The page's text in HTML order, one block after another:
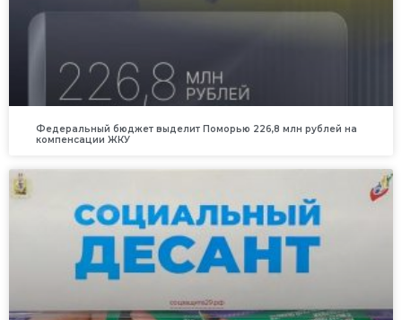
Федеральный бюджет выделит Поморью 226,8 млн рублей на
компенсации ЖКУ